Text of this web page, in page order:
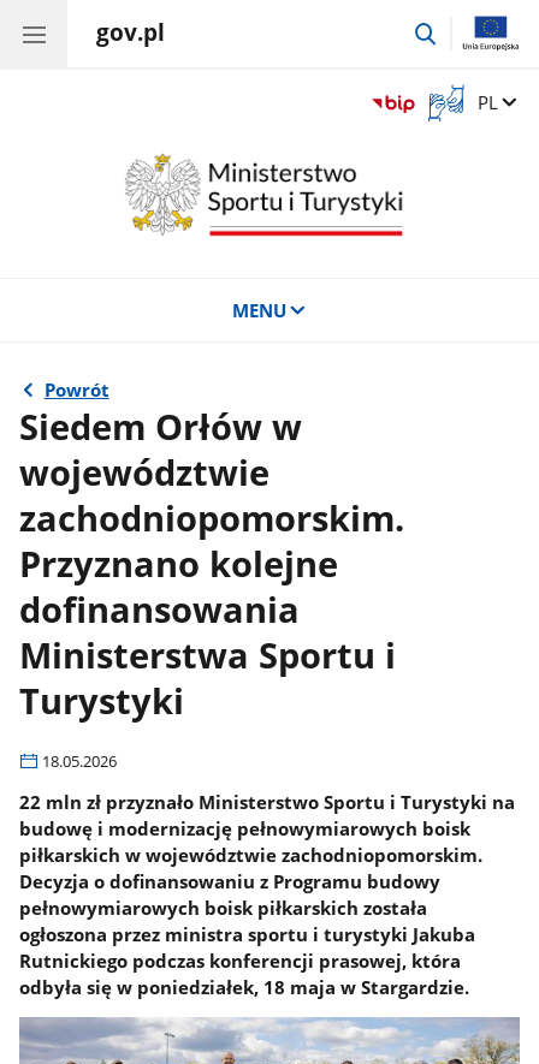
gov.pl
przejdź
Otwórz
okno
Zmień
PL
MENU
Powrót
Siedem Orłów w
województwie
zachodniopomorskim.
Przyznano kolejne
dofinansowania
Ministerstwa Sportu i
Turystyki
18.05.2026
22 mln zł przyznało Ministerstwo Sportu i Turystyki na
budowę i modernizację pełnowymiarowych boisk
piłkarskich w województwie zachodniopomorskim.
Decyzja o dofinansowaniu z Programu budowy
pełnowymiarowych boisk piłkarskich została
ogłoszona przez ministra sportu i turystyki Jakuba
Rutnickiego podczas konferencji prasowej, która
odbyła się w poniedziałek, 18 maja w Stargardzie.